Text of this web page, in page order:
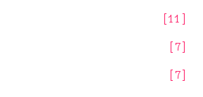
11
7
7